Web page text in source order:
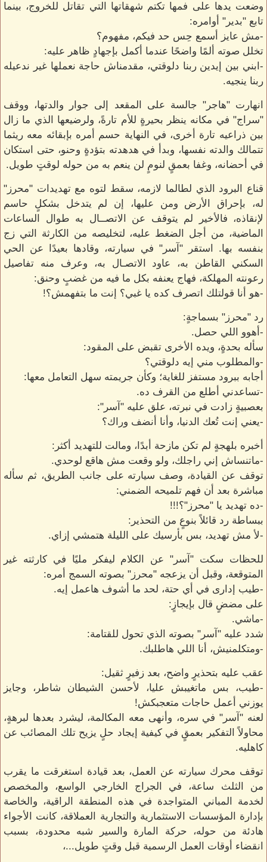
وضعت يدها على فمها تكتم شهقاتها التي تقاتل للخروج، بينما
تابع "بدير" أوامره:
-مش عايز أسمع حِس حد فيكم، مفهوم؟
تخلل صوته ألمًا واضحًا عندما أكمل بإجهادٍ ظاهر عليه:
-ابني بين إيدين ربنا دلوقتي، مقدمناش حاجة نعملها غير ندعيله
ربنا ينجيه.
انهارت "هاجر" جالسة على المقعد إلى جوار والدتها، ووقف
"سراج" في مكانه ينظر بحيرةٍ للأم تارةً، ولرضيعها الذي ما زال
بين ذراعيه تارة أخرى، في النهاية حسم أمره بإبقائه معه ريثما
تتمالك والدته نفسها، وبدأ في هدهدته بتؤدةٍ وحنو، حتى استكان
في أحضانه، وغفا بعمقٍ لنومٍ لن ينعم به من حوله لوقتٍ طويل.
قناع البرود الذي لطالما لازمه، سقط لتوه مع تهديدات "محرز"
له، بإحراق الأرض ومن عليها، إن لم يتدخل بشكلٍ حاسم
لإنقاذه، فالأخير لم يتوقف عن الاتصــال به طوال الساعات
الماضية، من أجل الضغط عليه، لتخليصه من الكارثة التي زج
بنفسه بها. استقر "آسر" في سيارته، وقادها بعيدًا عن الحي
السكني القاطن به، عاود الاتصـال به، وعرف منه تفاصيل
رعونته المهلكة، فهاج يعنفه بكل ما فيه من غضبٍ وحنق:
-هو أنا قولتلك اتصرف كده يا غبي؟ إنت ما بتفهمش؟!
رد "محرز" بسماجةٍ:
-أهوو اللي حصل.
سأله بحدةٍ، ويده الأخرى تقبض على المقود:
-والمطلوب مني إيه دلوقتي؟
أجابه ببرود مستفز للغاية؛ وكأن جريمته سهل التعامل معها:
-تساعدني أطلع من القرف ده.
بعصبيةٍ زادت في نبرته، علق عليه "آسر":
-يعني إنت تُعك الدنيا، وأنا أنضف وراك؟
أخبره بلهجةٍ لم تكن مازحة أبدًا، ومالت للتهديد أكثر:
-ماتنساش إني راجلك، ولو وقعت مش هاقع لوحدي.
توقف عن القيادة، وصف سيارته على جانب الطريق، ثم سأله
مباشرة بعد أن فهم تلميحه الضمني:
-ده تهديد يا "محرز"؟!!!
ببساطة رد قائلاً بنوعٍ من التحذير:
-لأ مش تهديد، بس بأرسيك على الليلة هتمشي إزاي.
للحظات سكت "آسر" عن الكلام ليفكر مليًا في كارثته غير
المتوقعة، وقبل أن يزعجه "محرز" بصوته السمج أمره:
-طيب إدارى في أي حتة، لحد ما أشوف هاعمل إيه.
على مضضٍ قال بإيجازٍ:
-ماشي.
شدد عليه "آسر" بصوته الذي تحول للقتامة:
-ومتكلمنيش، أنا اللي هاطلبك.
عقب عليه بتحذيرٍ واضح، بعد زفيرٍ ثقيل:
-طيب، بس ماتغيبش عليا، لأحسن الشيطان شاطر، وجايز
يوزني أعمل حاجات متعجبكش!
لعنه "آسر" في سره، وأنهى معه المكالمة، ليشرد بعدها لبرهةٍ،
محاولاً التفكير بعمقٍ في كيفية إيجاد حلٍ يزيح تلك المصائب عن
كاهليه.
توقف محرك سيارته عن العمل، بعد قيادة استغرقت ما يقرب
من الثلث ساعة، في الجراج الخارجي الواسع، والمخصص
لخدمة المباني المتواجدة في هذه المنطقة الراقية، والخاصة
بإدارة المؤسسات الاستثمارية والتجارية العملاقة، كانت الأجواء
هادئة من حوله، حركة المارة والسير شبه محدودة، بسبب
انقضاء أوقات العمل الرسمية قبل وقتٍ طويل...،